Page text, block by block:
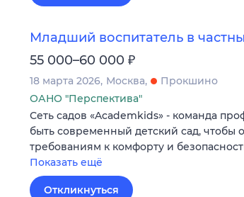
Младший воспитатель в
55 000–60 000 ₽
18 марта 2026 Москва
Прокшино
ОАНО "Перспектива"
Сеть садов «Academkids» - команда
быть современный детский сад, чтобы
требованиям к комфорту и
Показать ещё
Откликнуться